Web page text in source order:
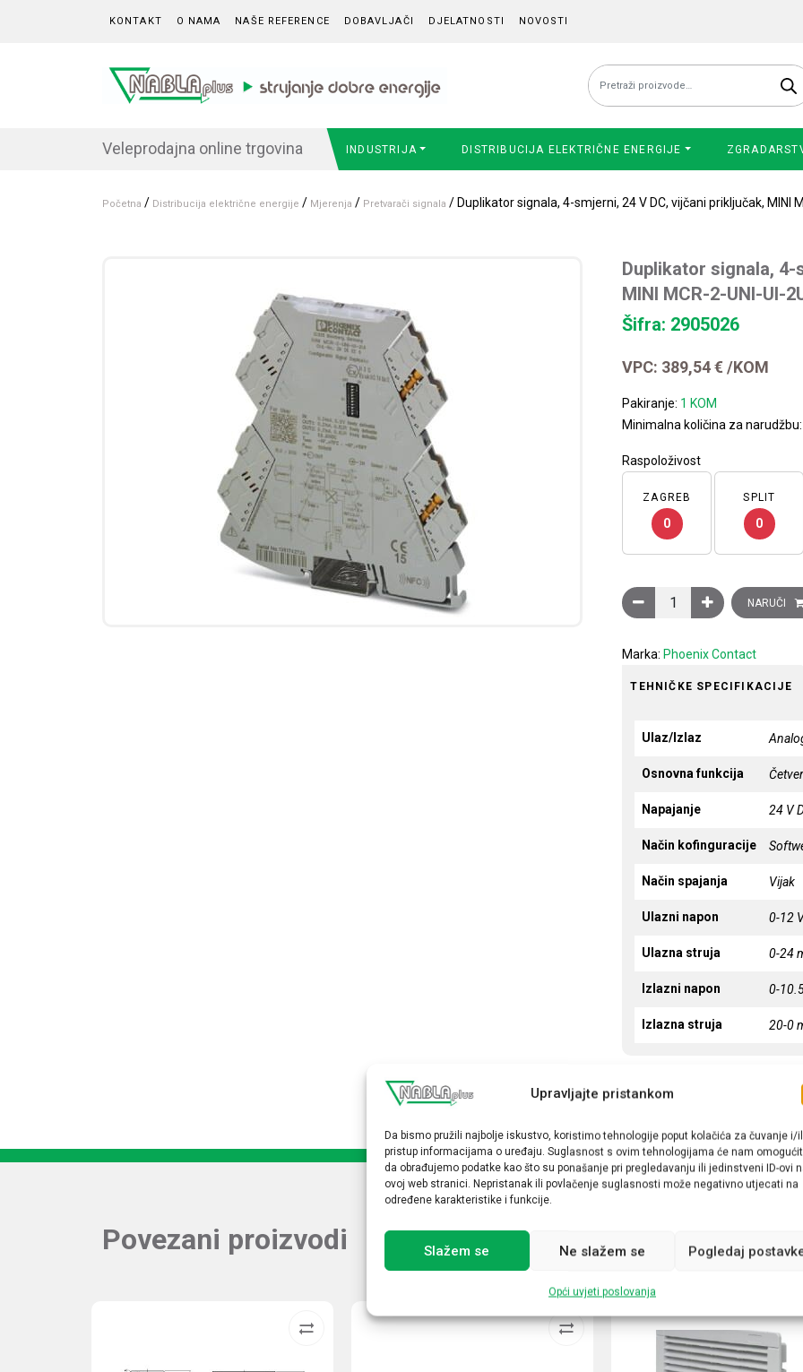
Upravljajte pristankom
Da bismo pružili najbolje iskustvo, koristimo tehnologije poput kolačića za čuvanje i/
pristup informacijama o uređaju. Suglasnost s ovim tehnologijama će nam
da obrađujemo podatke kao što su ponašanje pri pregledavanju ili jedinstveni ID-ovi
ovoj web stranici. Nepristanak ili povlačenje suglasnosti može negativno utjecati na
određene karakteristike i funkcije.
Slažem se Ne slažem se Pogledaj
Opći uvjeti poslovanja
KONTAKT O NAMA NAŠE REFERENCE DOBAVLJAČI DJELATNOSTI NOVOSTI
Pretraži:
Veleprodajna online trgovina INDUSTRIJA DISTRIBUCIJA ELEKTRIČNE ENERGIJE
Početna / Distribucija električne energije / Mjerenja / Pretvarači signala / Duplikator signala, 4-smjerni, 24 V DC, vijčani priključak, MINI
Duplikator signala, 4-
MINI MCR-2-UNI-UI-
Šifra: 2905026
VPC: 389,54€ /KOM
Pakiranje: 1 KOM
Minimalna količina za narudžbu:
Raspoloživost
ZAGREB
0
SPLIT
0
Duplikator signala, 4-
NARUČI
Marka: Phoenix Contact
TEHNIČKE SPECIFIKACIJE
Ulaz/Izlaz
Osnovna funkcija
Napajanje 24 V
Način kofinguracije
Način spajanja Vijak
Ulazni napon 0-12
Ulazna struja 0-24
Izlazni napon 0-
Izlazna struja 20-0
Povezani proizvodi